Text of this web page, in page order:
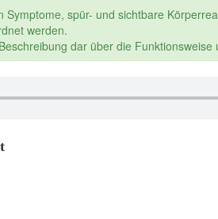
spür- und sichtbare
werden.
dar über die